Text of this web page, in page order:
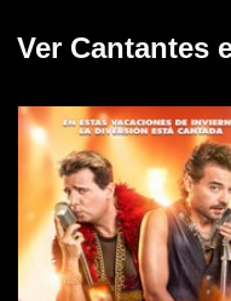
Ver Cantantes